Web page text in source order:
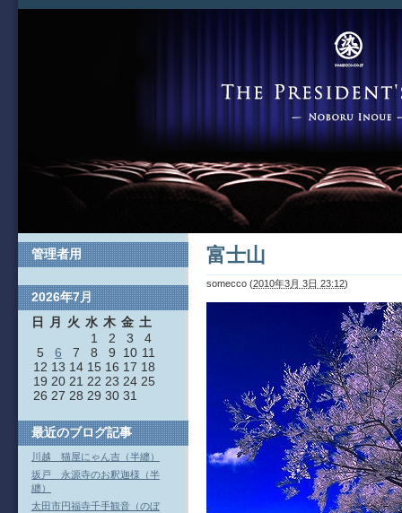
富士山
somecco (2010年3月 3日 23:12)
管理者用
2026年7月
日
月 火 水 木 金 土
1
2 3
4
5
6 7 8 9 10 11
12 13 14 15 16 17 18
19 20 21 22 23 24 25
26 27 28 29 30 31
最近のブログ記事
川越 猫屋にゃん吉（半纏）
坂戸 永源寺のお釈迦様（半
纏）
太田市円福寺千手観音（のぼ